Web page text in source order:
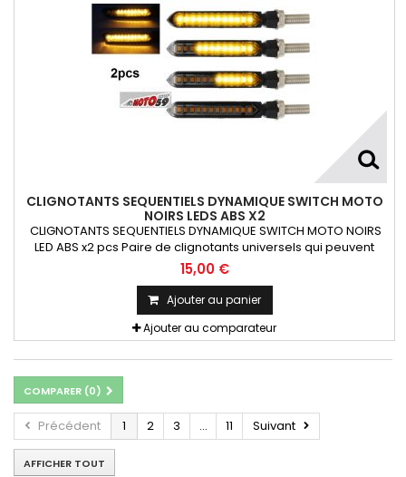
CLIGNOTANTS SEQUENTIELS DYNAMIQUE SWITCH MOTO
NOIRS LEDS ABS X2
CLIGNOTANTS SEQUENTIELS DYNAMIQUE SWITCH MOTO NOIRS
LED ABS x2 pcs Paire de clignotants universels qui peuvent
être adaptables sur toutes motos ou scooters
15,00 €
Ajouter au panier
Ajouter au comparateur
COMPARER (0)
Précédent 1 2 3 ... 11 Suivant
AFFICHER TOUT